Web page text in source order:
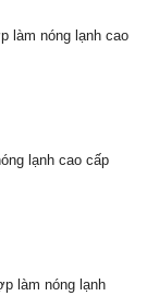
làm nóng lạnh cao
lạnh cao cấp
làm nóng lạnh